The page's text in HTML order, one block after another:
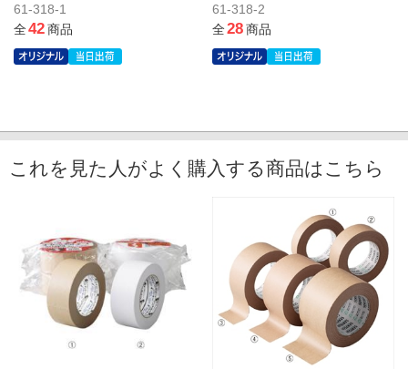
61-318-1
全42商品
61-318-2
全28商品
これを見た人がよく購入する商品はこちら